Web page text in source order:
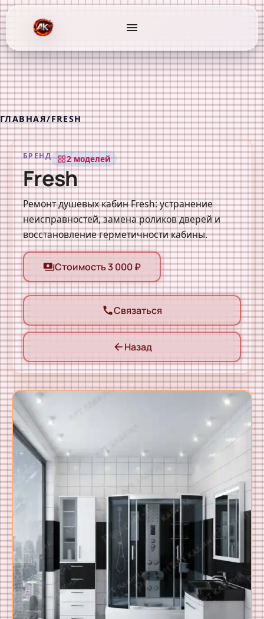
menu
ГЛАВНАЯ/FRESH
БРЕНД grid_view2 моделей
Fresh
Ремонт душевых кабин Fresh: устранение
неисправностей, замена роликов дверей и
восстановление герметичности кабины.
paymentsСтоимость 3 000 ₽
callСвязаться
arrow_back Назад